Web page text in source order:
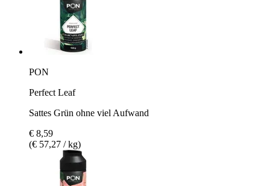
PON
Perfect Leaf
Sattes Grün ohne viel Aufwand
€ 8,59
(€ 57,27 / kg)